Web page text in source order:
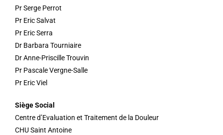
Pr Serge Perrot
Pr Eric Salvat
Pr Eric Serra
Dr Barbara Tourniaire
Dr Anne-Priscille Trouvin
Pr Pascale Vergne-Salle
Pr Eric Viel
Siège Social
Centre d’Evaluation et Traitement de la Douleur
CHU Saint Antoine